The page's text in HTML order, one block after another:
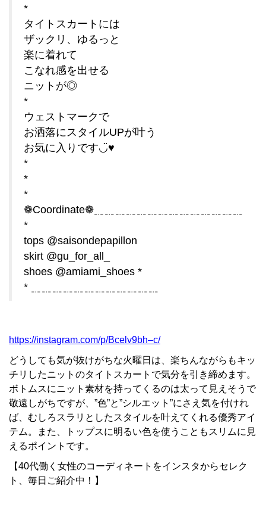
*
タイトスカートには
ザックリ、ゆるっと
楽に着れて
こなれ感を出せる
ニットが◎
*
ウェストマークで
お洒落にスタイルUPが叶う
お気に入りです◡̈♥︎
*
*
*
❁Coordinate❁﹎﹎﹎﹎﹎﹎﹎﹎﹎﹎﹎﹎﹎﹎
*
tops @saisondepapillon
skirt @gu_for_all_
shoes @amiami_shoes *
* ﹎﹎﹎﹎﹎﹎﹎﹎﹎﹎﹎﹎
https://instagram.com/p/Bcelv9bh–c/
どうしても気が抜けがちな火曜日は、楽ちんながらもキッ
チリしたニットのタイトスカートで気分を引き締めます。
ボトムスにニット素材を持ってくるのは太って見えそうで
敬遠しがちですが、”色”と”シルエット”にさえ気を付けれ
ば、むしろスラリとしたスタイルを叶えてくれる優秀アイ
テム。また、トップスに明るい色を使うこともスリムに見
えるポイントです。
【40代働く女性のコーディネートをインスタからセレク
ト、毎日ご紹介中！】